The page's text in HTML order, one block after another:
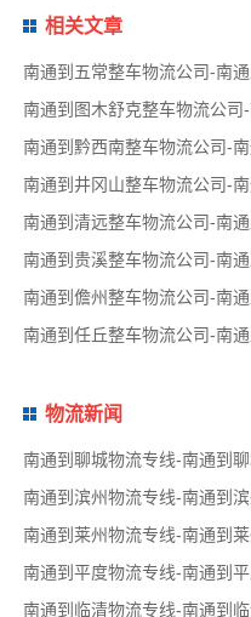
相关文章
南通到五常整车物流公司-南
南通到图木舒克整车物流公司
南通到黔西南整车物流公司-
南通到井冈山整车物流公司-
南通到清远整车物流公司-南
南通到贵溪整车物流公司-南
南通到儋州整车物流公司-南
南通到任丘整车物流公司-南
物流新闻
南通到聊城物流专线-南通到
南通到滨州物流专线-南通到
南通到莱州物流专线-南通到
南通到平度物流专线-南通到
南通到临清物流专线-南通到